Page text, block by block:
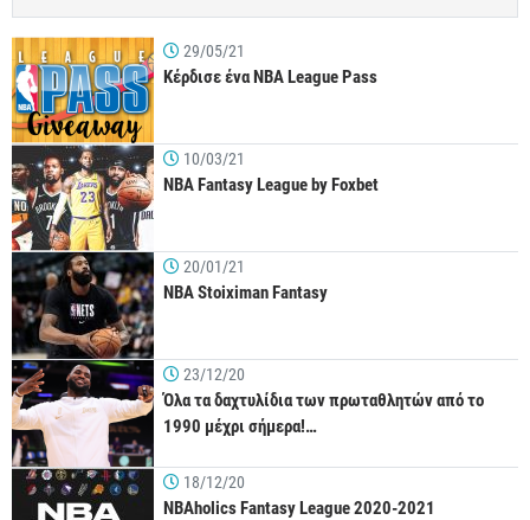
29/05/21
Κέρδισε ένα NBA League Pass
10/03/21
NBA Fantasy League by Foxbet
20/01/21
NBA Stoiximan Fantasy
23/12/20
Όλα τα δαχτυλίδια των πρωταθλητών από το
1990 μέχρι σήμερα!…
18/12/20
NBAholics Fantasy League 2020-2021